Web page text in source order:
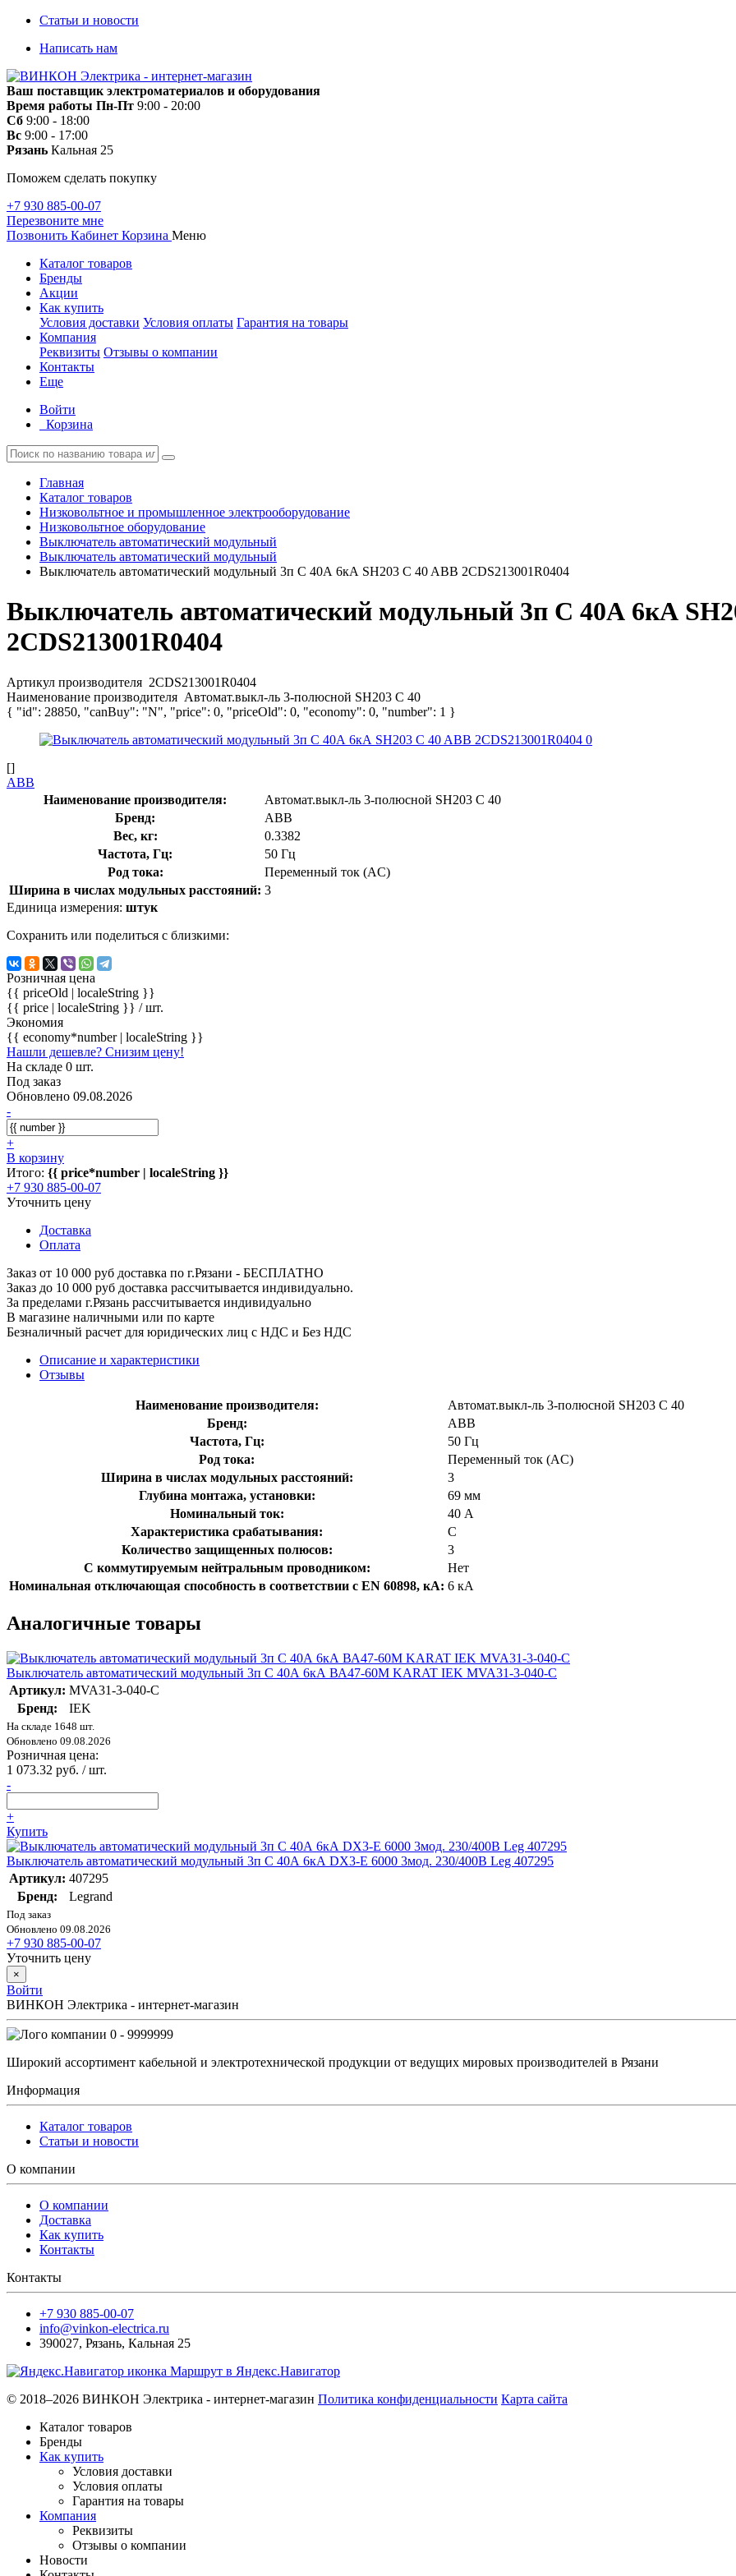
Статьи и новости
Написать нам
Ваш поставщик электроматериалов и оборудования
Время работы Пн-Пт 9:00 - 20:00
Сб 9:00 - 18:00
Вс 9:00 - 17:00
Рязань Кальная 25
Поможем сделать покупку
+7 930 885-00-07
Перезвоните мне
Позвонить Кабинет Корзина Меню
Каталог товаров
Бренды
Акции
Как купить
Условия доставки Условия оплаты Гарантия на товары
Компания
Реквизиты Отзывы о компании
Контакты
Еще
Войти
Корзина
Главная
Каталог товаров
Низковольтное и промышленное электрооборудование
Низковольтное оборудование
Выключатель автоматический модульный
Выключатель автоматический модульный
Выключатель автоматический модульный 3п C 40А 6кА SH203 C 40 ABB 2CDS213001R0404
Выключатель автоматический модульный 3п C 40А 6кА
2CDS213001R0404
Артикул производителя 2CDS213001R0404
Наименование производителя Автомат.выкл-ль 3-полюсной SH203 C 40
{ "id": 28850, "canBuy": "N", "price": 0, "priceOld": 0, "economy": 0, "number": 1 }
[]
ABB
Наименование производителя:
Автомат.выкл-ль 3-полюсной SH203 C 40
Бренд:
ABB
Вес, кг:
0.3382
Частота, Гц:
50 Гц
Род тока:
Переменный ток (AC)
Ширина в числах модульных расстояний: 3
Единица измерения: штук
Сохранить или поделиться с близкими:
Розничная цена
{{ priceOld | localeString }}
{{ price | localeString }} / шт.
Экономия
{{ economy*number | localeString }}
Нашли дешевле? Снизим цену!
На складе 0 шт.
Под заказ
Обновлено 09.08.2026
-
+
В корзину
Итого: {{ price*number | localeString }}
+7 930 885-00-07
Уточнить цену
Доставка
Оплата
Заказ от 10 000 руб доставка по г.Рязани - БЕСПЛАТНО
Заказ до 10 000 руб доставка рассчитывается индивидуально.
За пределами г.Рязань рассчитывается индивидуально
В магазине наличными или по карте
Безналичный расчет для юридических лиц с НДС и Без НДС
Описание и характеристики
Отзывы
Наименование производителя:
Автомат.выкл-ль 3-полюсной SH203 C 40
Бренд:
ABB
Частота, Гц:
50 Гц
Род тока:
Переменный ток (AC)
Ширина в числах модульных расстояний:
3
Глубина монтажа, установки:
69 мм
Номинальный ток:
40 А
Характеристика срабатывания:
C
Количество защищенных полюсов:
3
С коммутируемым нейтральным проводником:
Нет
Номинальная отключающая способность в соответствии с EN 60898, кА: 6 кА
Аналогичные товары
Выключатель автоматический модульный 3п C 40А 6кА ВА47-60M KARAT IEK MVA31-3-040-C
Артикул: MVA31-3-040-C
Бренд:
IEK
На складе 1648 шт.
Обновлено 09.08.2026
Розничная цена:
1 073.32 руб. / шт.
-
+
Купить
Выключатель автоматический модульный 3п C 40А 6кА DX3-E 6000 3мод. 230/400В Leg 407295
Артикул: 407295
Бренд:
Legrand
Под заказ
Обновлено 09.08.2026
+7 930 885-00-07
Уточнить цену
×
Войти
ВИНКОН Электрика - интернет-магазин
0 - 9999999
Широкий ассортимент кабельной и электротехнической продукции от ведущих мировых производителей в Рязани
Информация
Каталог товаров
Статьи и новости
О компании
О компании
Доставка
Как купить
Контакты
Контакты
+7 930 885-00-07
info@vinkon-electrica.ru
390027, Рязань, Кальная 25
Маршрут в Яндекс.Навигатор
© 2018–2026 ВИНКОН Электрика - интернет-магазин Политика конфиденциальности Карта сайта
Каталог товаров
Бренды
Как купить
Условия доставки
Условия оплаты
Гарантия на товары
Компания
Реквизиты
Отзывы о компании
Новости